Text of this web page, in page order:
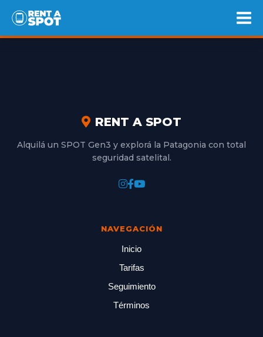
contenido
RENT A SPOT
Alquilá un SPOT Gen3 y explorá la Patagonia con total
seguridad satelital.
NAVEGACIÓN
Inicio
Tarifas
Seguimiento
Términos